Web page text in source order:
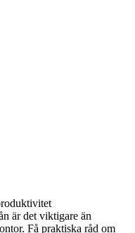
är det viktigare än
Få praktiska råd om